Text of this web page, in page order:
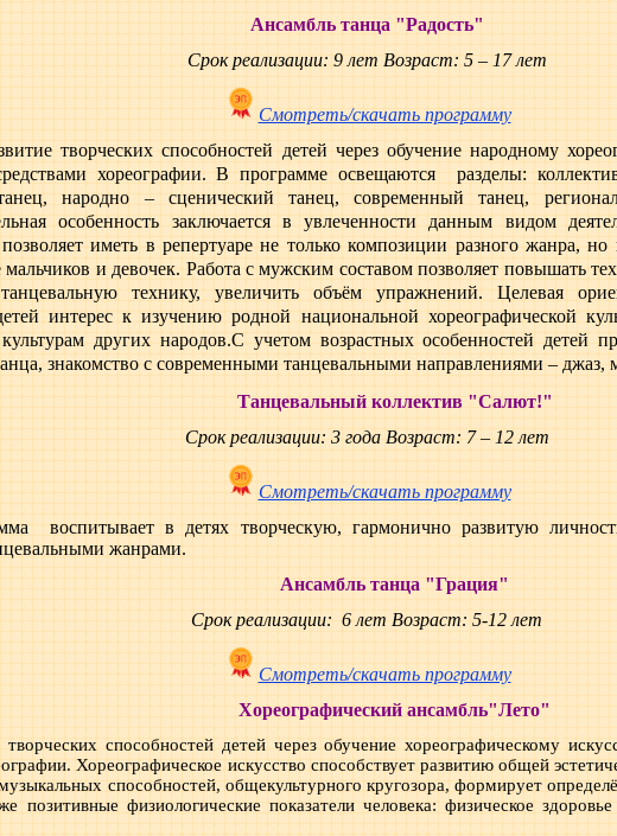
Ансамбль танца "Радость"
Срок реализации: 9 лет Возраст: 5 – 17 лет
Смотреть/скачать программу
творческих способностей детей через обучение народному
хореографии.В программе освещаются разделы:
народно – сценический танец, современный танец,
особенность заключается в увлеченности данным видом
иметь в репертуаре не только композиции разного жанра,
мальчиков и девочек. Работа с мужским составом позволяет повышать
танцевальную технику, увеличить объём упражнений. Целевая
интерес к изучению родной национальной хореографической
других народов.С учетом возрастных особенностей детей
знакомство с современными танцевальными направлениями – джаз,
Танцевальный коллектив "Салют!"
Срок реализации: 3 года Возраст: 7 – 12 лет
Смотреть/скачать программу
воспитывает в детях творческую, гармонично развитую
жанрами.
Ансамбль танца "Грация"
Срок реализации: 6 лет Возраст: 5-12 лет
Смотреть/скачать программу
Хореографический ансамбль"Лето"
способностей детей через обучение хореографическому
Хореографическое искусство способствует развитию общей
способностей, общекультурного кругозора, формирует
позитивные физиологические показатели человека: физическое